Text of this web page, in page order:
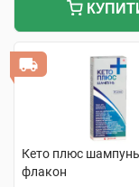
Кето плюс
флакон